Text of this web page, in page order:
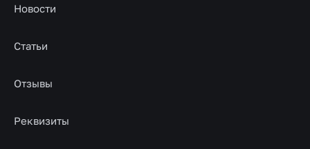
Новости
Статьи
Отзывы
Реквизиты